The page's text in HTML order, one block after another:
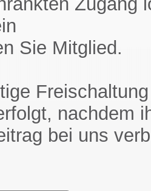
Sie Mitglied.
nachdem
bei uns